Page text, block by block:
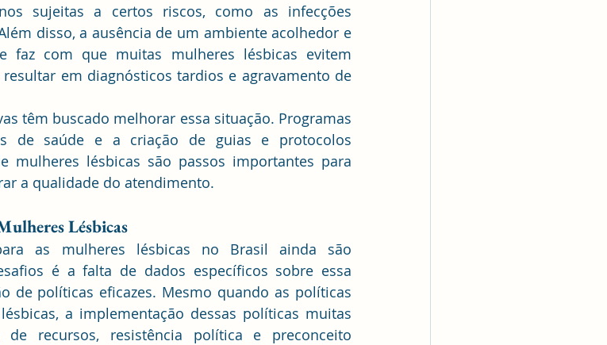
sujeitas a certos riscos, como as infecções
disso, a ausência de um ambiente acolhedor e
faz com que muitas mulheres lésbicas evitem
em diagnósticos tardios e agravamento de
têm buscado melhorar essa situação. Programas
de saúde e a criação de guias e protocolos
mulheres lésbicas são passos importantes para
a qualidade do atendimento.
Lésbicas
as mulheres lésbicas no Brasil ainda são
é a falta de dados específicos sobre essa
de políticas eficazes. Mesmo quando as políticas
a implementação dessas políticas muitas
recursos, resistência política e preconceito